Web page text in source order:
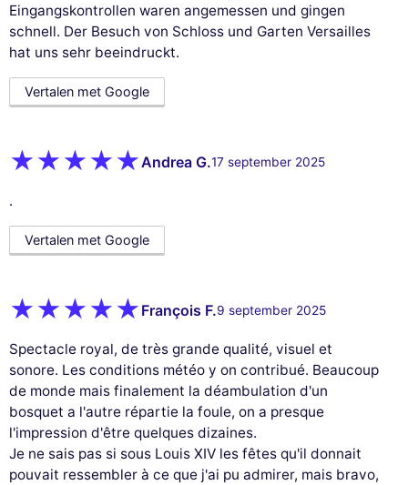
Eingangskontrollen waren angemessen und gingen
schnell. Der Besuch von Schloss und Garten Versailles
hat uns sehr beeindruckt.
Vertalen met Google
Andrea G.17 september 2025
.
Vertalen met Google
François F.9 september 2025
Spectacle royal, de très grande qualité, visuel et
sonore. Les conditions météo y on contribué. Beaucoup
de monde mais finalement la déambulation d'un
bosquet a l'autre répartie la foule, on a presque
l'impression d'être quelques dizaines.
Je ne sais pas si sous Louis XIV les fêtes qu'il donnait
pouvait ressembler à ce que j'ai pu admirer, mais bravo,